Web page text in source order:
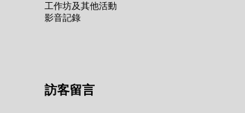
工作坊及其他活動
影音記錄
訪客留言